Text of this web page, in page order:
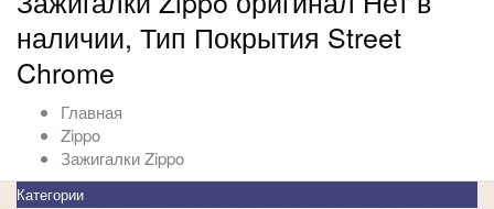
наличии, Тип Покрытия Street
Chrome
Главная
Zippo
Зажигалки Zippo
Категории